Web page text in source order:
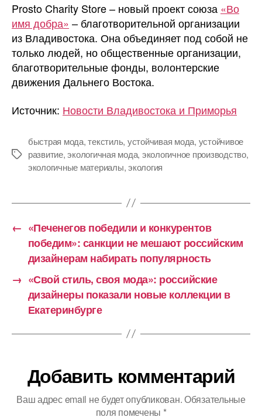
Prosto Charity Store – новый проект союза «Во
имя добра» – благотворительной организации
из Владивостока. Она объединяет под собой не
только людей, но общественные организации,
благотворительные фонды, волонтерские
движения Дальнего Востока.
Источник: Новости Владивостока и Приморья
Метки
быстрая мода,текстиль, устойчивая мода, устойчивое
развитие,экологичная мода, экологичное производство,
экологичные материалы,экология
← «Печенегов победили и конкурентов
победим»: санкции не мешают российским
дизайнерам набирать популярность
→ «Свой стиль, своя мода»: российские
дизайнеры показали новые коллекции в
Екатеринбурге
Добавить комментарий
Ваш адрес email не будет опубликован.Обязательные
поля помечены *